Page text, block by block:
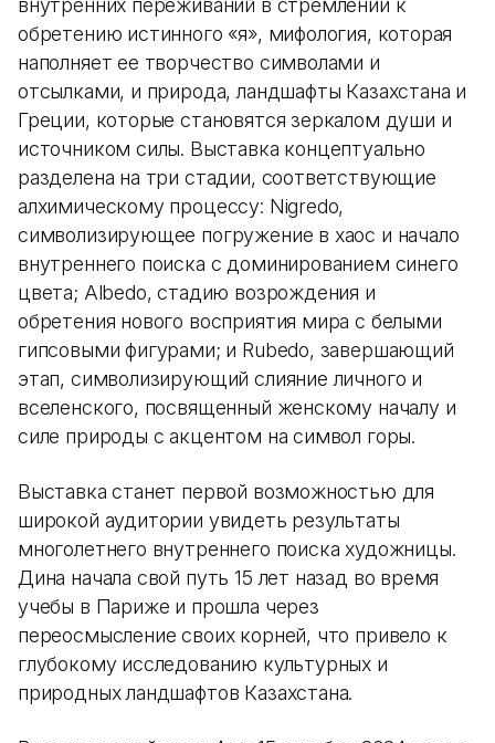
обретению истинного «я», мифология, которая
наполняет ее творчество символами и
отсылками, и природа, ландшафты Казахстана и
Греции, которые становятся зеркалом души и
источником силы. Выставка концептуально
разделена на три стадии, соответствующие
алхимическому процессу: Nigredo,
символизирующее погружение в хаос и начало
внутреннего поиска с доминированием синего
цвета; Albedo, стадию возрождения и
обретения нового восприятия мира с белыми
гипсовыми фигурами; и Rubedo, завершающий
этап, символизирующий слияние личного и
вселенского, посвященный женскому началу и
силе природы с акцентом на символ горы.
Выставка станет первой возможностью для
широкой аудитории увидеть результаты
многолетнего внутреннего поиска художницы.
Дина начала свой путь 15 лет назад во время
учебы в Париже и прошла через
переосмысление своих корней, что привело к
глубокому исследованию культурных и
природных ландшафтов Казахстана.